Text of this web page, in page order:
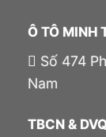
Ô TÔ MINH
Số 474
Nam
TBCN &